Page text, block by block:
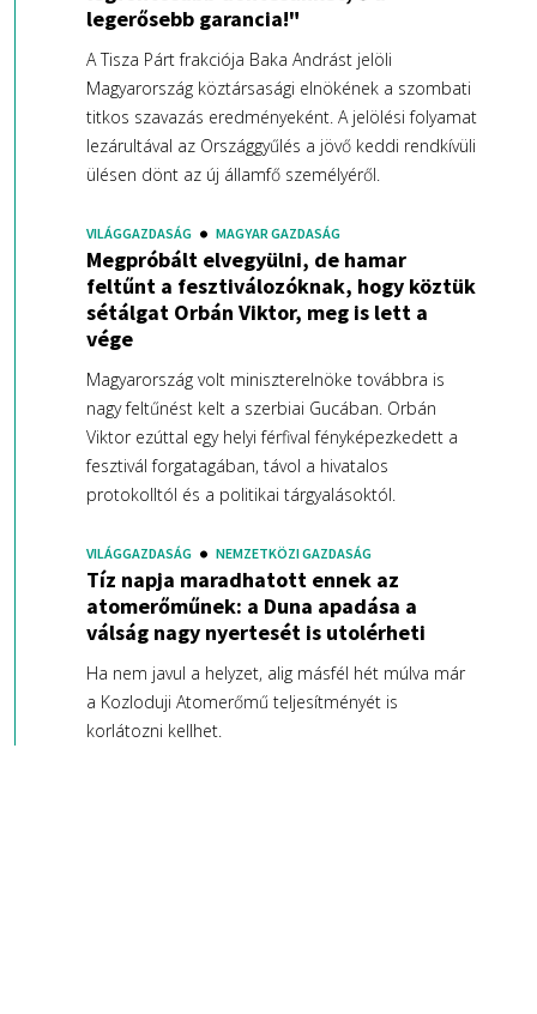
legerősebb garancia!"
A Tisza Párt frakciója Baka Andrást jelöli
Magyarország köztársasági elnökének a szombati
titkos szavazás eredményeként. A jelölési folyamat
lezárultával az Országgyűlés a jövő keddi rendkívüli
ülésen dönt az új államfő személyéről.
VILÁGGAZDASÁG MAGYAR GAZDASÁG
Megpróbált elvegyülni, de hamar
feltűnt a fesztiválozóknak, hogy köztük
sétálgat Orbán Viktor, meg is lett a
vége
Magyarország volt miniszterelnöke továbbra is
nagy feltűnést kelt a szerbiai Gucában. Orbán
Viktor ezúttal egy helyi férfival fényképezkedett a
fesztivál forgatagában, távol a hivatalos
protokolltól és a politikai tárgyalásoktól.
VILÁGGAZDASÁG NEMZETKÖZI GAZDASÁG
Tíz napja maradhatott ennek az
atomerőműnek: a Duna apadása a
válság nagy nyertesét is utolérheti
Ha nem javul a helyzet, alig másfél hét múlva már
a Kozloduji Atomerőmű teljesítményét is
korlátozni kellhet.